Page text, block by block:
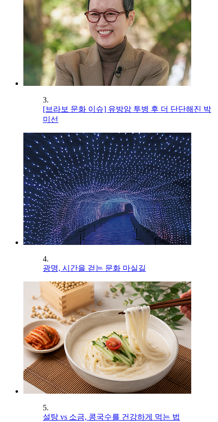
3.
[브라보 문화 이슈] 유방암 투병 후 더 단단해진 박
미선
4.
광명, 시간을 걷는 문화 마실길
5.
설탕 vs 소금, 콩국수를 건강하게 먹는 법